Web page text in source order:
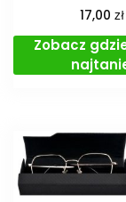
17,00zł
Zobacz